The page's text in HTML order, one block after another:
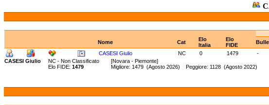
Nome
Cat
Elo
Italia
Elo
FIDE
CASESI Giulio
NC 0 1479 -
CASESI Giulio
NC - Non Classificato [Novara - Piemonte]
Elo FIDE: 1479 Migliore: 1479 (Agosto 2026) Peggiore: 1128 (Agosto 2022)